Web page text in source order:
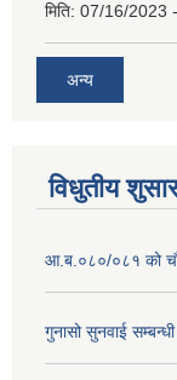
मिति: 07/16/2023
अन्य
विधुतीय
आ.ब.०८०/०८१ को
गुनासो सुनवाई